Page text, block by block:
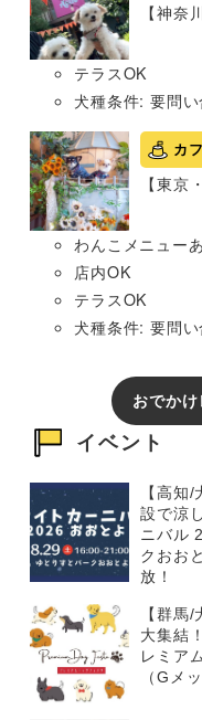
【神奈
テラスOK
犬種条件: 要問
カ
【東京
わんこメニュー
店内OK
テラスOK
犬種条件: 要問
おでか
イベント
【高知
設で涼
ニバル
クおお
放！
【群馬
大集結
レミア
（Gメ